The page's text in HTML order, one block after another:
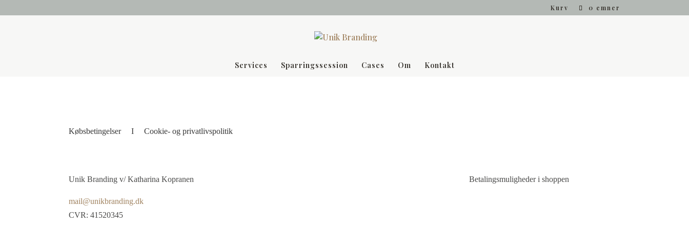
Kurv 0 emner
Services Sparringssession Cases Om Kontakt
KøbsbetingelserICookie- og privatlivspolitik
Unik Branding v/ Katharina Kopranen
mail@unikbranding.dk
CVR: 41520345
Betalingsmuligheder i shoppen